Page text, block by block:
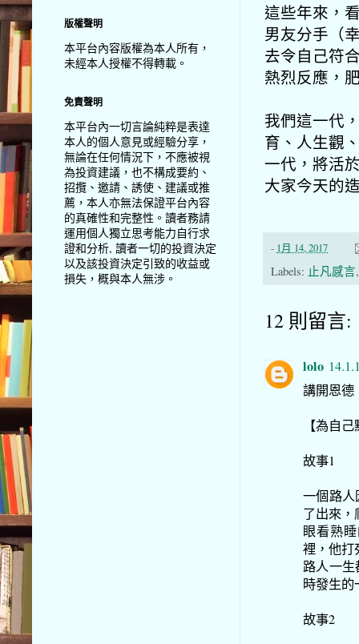
這些年來，
男友分手（
去令自己符
熱烈反應，
我們這一代
育、人生觀
一代，將活
大家今天的
- 1月 14, 2017
Labels: 止凡感言
12 則留言:
lolo
講開恩德
【為自
故事1
一個路
了出來，
眼看熟
裡，他打
路人一
時發生的
故事2
版權聲明
本平台內容版權為本人所有，
未經本人授權不得轉載。
免責聲明
本平台內一切言論純粹是表達
本人的個人意見或經驗分享，
無論在任何情況下，不應被視
為投資建議，也不構成要約、
招攬、邀請、誘使、建議或推
薦，本人亦無法保證平台內容
的真確性和完整性。讀者務請
運用個人獨立思考能力自行求
證和分析, 讀者一切的投資決定
以及該投資決定引致的收益或
損失，概與本人無涉。